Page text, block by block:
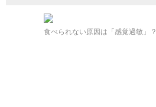
食べられない原因は「感覚過敏」？